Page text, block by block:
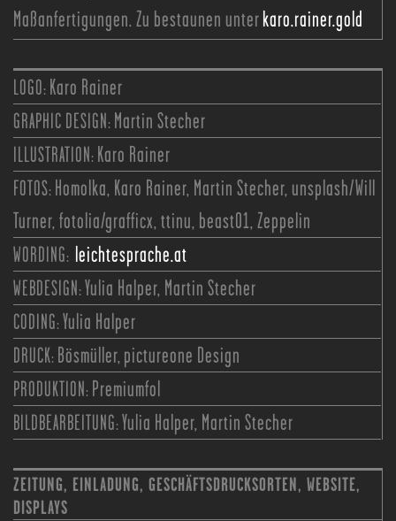
Maßanfertigungen. Zu bestaunen unterkaro.rainer.gold
LOGO:Karo Rainer
GRAPHIC DESIGN:Martin Stecher
ILLUSTRATION:Karo Rainer
FOTOS:Homolka, Karo Rainer, Martin Stecher, unsplash/Will
Turner, fotolia/grafficx, ttinu, beast01, Zeppelin
WORDING: leichtesprache.at
WEBDESIGN:Yulia Halper, Martin Stecher
CODING:Yulia Halper
DRUCK:Bösmüller, pictureone Design
PRODUKTION:Premiumfol
BILDBEARBEITUNG:Yulia Halper, Martin Stecher
ZEITUNG, EINLADUNG, GESCHÄFTSDRUCKSORTEN, WEBSITE,
DISPLAYS